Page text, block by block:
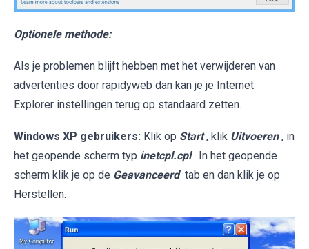
Optionele methode:
Als je problemen blijft hebben met het verwijderen van
advertenties door rapidyweb dan kan je je Internet
Explorer instellingen terug op standaard zetten.
Windows XP gebruikers: Klik op Start , klik Uitvoeren , in
het geopende scherm typ inetcpl.cpl . In het geopende
scherm klik je op de Geavanceerd tab en dan klik je op
Herstellen.